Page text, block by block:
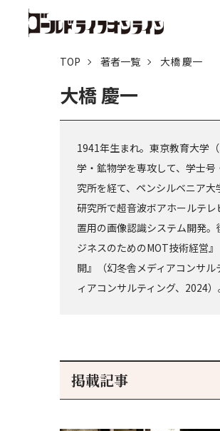
TOP 著者一覧 大橋 慶一
大橋 慶一
1941年生まれ。東京教育大学
学・鉱物学を専攻して、学士
究所を経て、ペンシルベニア
研究所で超音波ボアホールテ
置用の画像認識システム開発
ジネスのためのMOT技術経営
開』（幻冬舎メディアコンサ
ィアコンサルティング、2024）
掲載記事